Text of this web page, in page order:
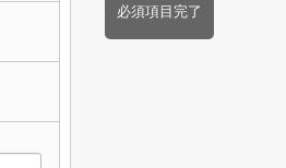
必須項目完了